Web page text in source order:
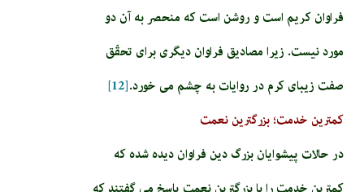
فراوان كريم است و روشن است كه منحصر به آن دو
مورد نيست. زيرا مصاديق فراوان ديگرى براى تحقّق
صفت زيباى كرم در روايات به چشم مى‏ خورد.[12]
کمترین خدمت؛ بزرگترین نعمت
در حالات پيشوايان بزرگ دين فراوان ديده شده كه